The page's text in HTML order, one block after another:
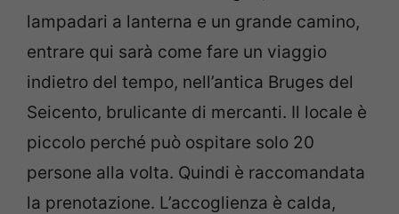
lampadari a lanterna e un grande camino,
entrare qui sarà come fare un viaggio
indietro del tempo, nell’antica Bruges del
Seicento, brulicante di mercanti. Il locale è
piccolo perché può ospitare solo 20
persone alla volta. Quindi è raccomandata
la prenotazione. L’accoglienza è calda,